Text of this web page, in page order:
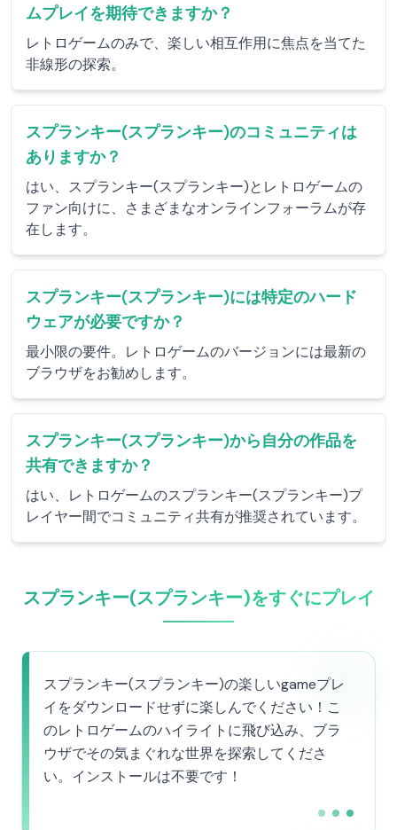
ムプレイを期待できますか？
レトロゲームのみで、楽しい相互作用に焦点を当てた
非線形の探索。
スプランキー(スプランキー)のコミュニティは
ありますか？
はい、スプランキー(スプランキー)とレトロゲームの
ファン向けに、さまざまなオンラインフォーラムが存
在します。
スプランキー(スプランキー)には特定のハード
ウェアが必要ですか？
最小限の要件。レトロゲームのバージョンには最新の
ブラウザをお勧めします。
スプランキー(スプランキー)から自分の作品を
共有できますか？
はい、レトロゲームのスプランキー(スプランキー)プ
レイヤー間でコミュニティ共有が推奨されています。
スプランキー(スプランキー)をすぐにプレイ
スプランキー(スプランキー)の楽しいgameプレ
イをダウンロードせずに楽しんでください！こ
のレトロゲームのハイライトに飛び込み、ブラ
ウザでその気まぐれな世界を探索してくださ
い。インストールは不要です！